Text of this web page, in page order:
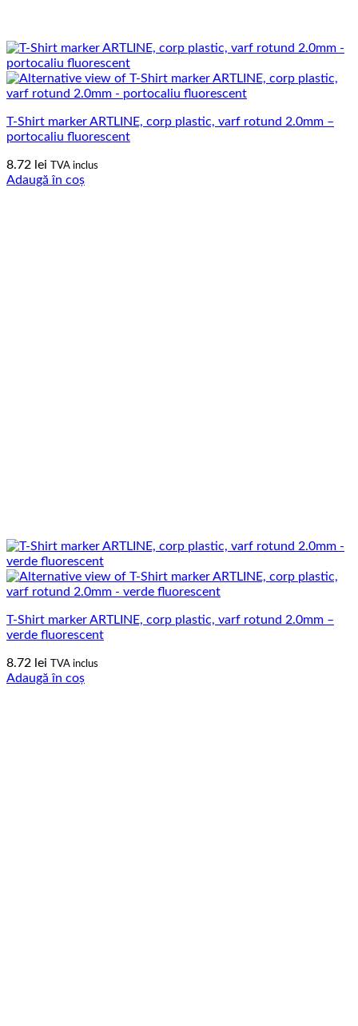
T-Shirt marker ARTLINE, corp plastic, varf rotund 2.0mm –
portocaliu fluorescent
8.72 lei TVA inclus
Adaugă în coș
T-Shirt marker ARTLINE, corp plastic, varf rotund 2.0mm –
verde fluorescent
8.72 lei TVA inclus
Adaugă în coș